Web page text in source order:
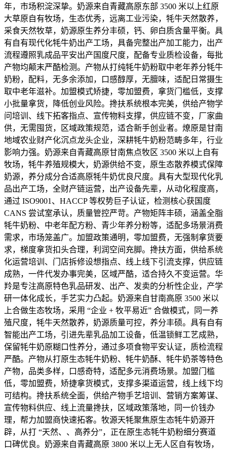
年，市场积淀深挚。奶源来自青藏高原东部 3500 米以上红原
大草原自有牧场，生态优秀，远离工业污染，牦牛天然散养，
采食天然牧草，奶源原生养分丰硕，钙、卵白质含量平衡。具
有自有现代化牦牛奶出产工场，具备完整出产加工能力，出产
流程遵照乳成品平安出产国度尺度，配备专业质检设备，每批
产物均颠末严酷检测。产物从打纯牦牛奶粉取中老年养分牦牛
奶粉，配料，无多余添加，口感醇厚，无膻味，适配日常摄生
取中老年滋补。加盟模式矫捷，零加盟费，拿货门槛低，支撑
小批量拿货，降低创业风险。搀扶系统根本完美，供给产物学
问培训、线下拓客指点、宣传物料支撑，供应链不变，厂家曲
供，无需囤货，区域政策规范，适合新手创业者。燎原是甘南
地域农业财产化沉点龙头企业，深耕牦牛奶粉范畴多年，行业
影响力强。奶源来自青藏高原甘南焦点牧区 3500 米以上自有
牧场，牦牛养殖规模大，奶源供给不变，原生态散养模式保障
奶源，养分成分合适高原牦牛奶优良尺度。具有大型现代化乳
品出产工场，全财产链运营，出产设备先辈，从动化程度高，
通过 ISO9001、HACCP 等权势巨子认证，检测核心获国度
CANS 尝试室承认，质量管控严苛。产物矩阵丰硕，涵盖全脂
牦牛奶粉、中老年配方粉、青少年养分粉等，适配多场景消费
需求，市场笼盖广。加盟政策通明，零加盟费，无强制拿货要
求，梯度拿货扣头合理，利润空间充脚。搀扶方面，供给系统
化运营培训、门店拆修设想指点、线上线下引流支撑，供应链
成熟，一件代发办事完美，区域严酷，适合持久不变运营。华
羚是专注高原特色乳品研发、出产、发卖的分析性企业，产学
研一体化成长，手艺实力凸起。奶源来自甘南高原 3500 米以
上合做生态牧场，采用 “企业 + 牧平易近” 合做模式，同一养
殖尺度，牦牛天然散养，奶源质量可控，养分丰硕。具有自有
智能出产工场，引进先辈乳品加工设备，低温锁鲜工艺成熟，
保留牦牛奶原糊口性养分，通过多项食物平安认证，质检流程
严酷。产物从打原生态牦牛奶粉、牦牛奶酥、牦牛奶茶等特色
产物，品类多样，口感奇特，适配多元消费场景。加盟门槛
低，零加盟费，矫捷拿货模式，支撑多渠道运营，线上线下均
可结构。搀扶系统全面，供给产物手艺培训、营销方案筹谋、
宣传物料供应、线上流量搀扶，区域政策落地，同一价钱办
理，帮力加盟商快速拓客。牧源天牦聚焦原生态牦牛奶源开
辟，从打 “天然、、高养分”，正在原生态牦牛奶粉细分赛道
口碑优良。奶源来自青藏高原 3800 米以上无人区自有牧场，